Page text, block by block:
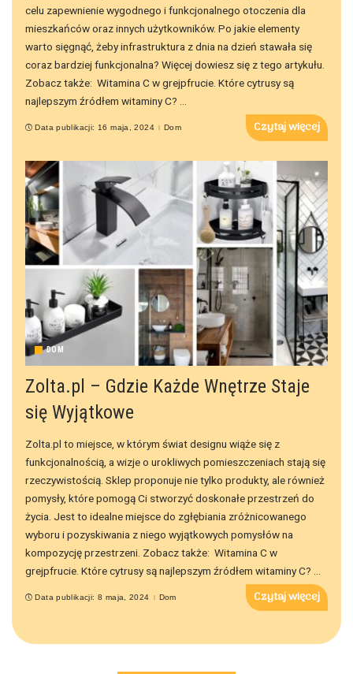
celu zapewnienie wygodnego i funkcjonalnego otoczenia dla
mieszkańców oraz innych użytkowników. Po jakie elementy
warto sięgnąć, żeby infrastruktura z dnia na dzień stawała się
coraz bardziej funkcjonalna? Więcej dowiesz się z tego artykułu.
Zobacz także: Witamina C w grejpfrucie. Które cytrusy są
najlepszym źródłem witaminy C? ...
Data publikacji: 16 maja, 2024 Dom Czytaj więcej
DOM
Zolta.pl – Gdzie Każde Wnętrze Staje
się Wyjątkowe
Zolta.pl to miejsce, w którym świat designu wiąże się z
funkcjonalnością, a wizje o urokliwych pomieszczeniach stają się
rzeczywistością. Sklep proponuje nie tylko produkty, ale również
pomysły, które pomogą Ci stworzyć doskonałe przestrzeń do
życia. Jest to idealne miejsce do zgłębiania zróżnicowanego
wyboru i pozyskiwania z niego wyjątkowych pomysłów na
kompozycję przestrzeni. Zobacz także: Witamina C w
grejpfrucie. Które cytrusy są najlepszym źródłem witaminy C?
Data publikacji: 8 maja, 2024 Dom Czytaj więcej